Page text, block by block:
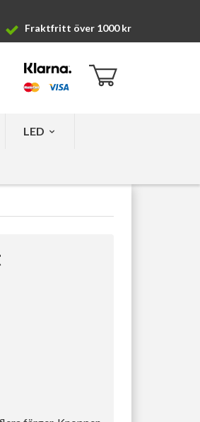
Fraktfritt över 1000 kr
LED